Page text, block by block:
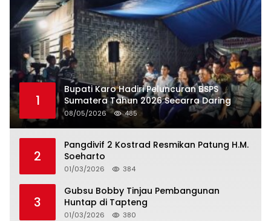
1
Bupati Karo Hadiri Peluncuran BSPS
Sumatera Tahun 2026 Secarra Daring
08/05/2026 485
2
Pangdivif 2 Kostrad Resmikan Patung H.M.
Soeharto
01/03/2026 384
3
Gubsu Bobby Tinjau Pembangunan
Huntap di Tapteng
01/03/2026 380